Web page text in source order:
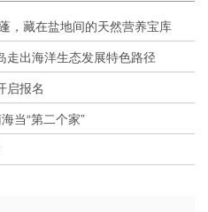
，藏在盐地间的天然营养宝库
走出海洋生态发展特色路径
启报名
当“第二个家”